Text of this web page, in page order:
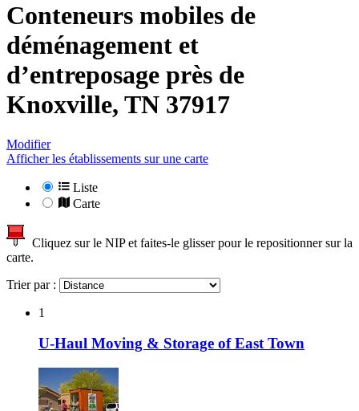
Conteneurs mobiles de
déménagement et
d’entreposage près de
Knoxville, TN 37917
Modifier
Afficher les établissements sur une carte
Liste
Carte
Cliquez sur le NIP et faites-le glisser pour le repositionner sur la
carte.
Trier par :
1
U-Haul Moving & Storage of East Town